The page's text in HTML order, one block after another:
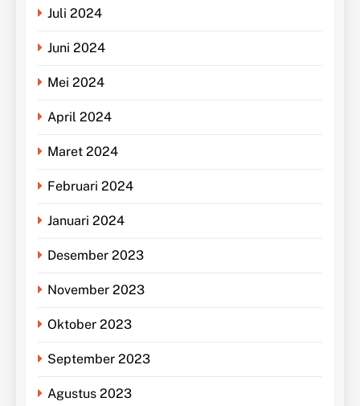
Juli 2024
Juni 2024
Mei 2024
April 2024
Maret 2024
Februari 2024
Januari 2024
Desember 2023
November 2023
Oktober 2023
September 2023
Agustus 2023